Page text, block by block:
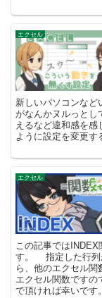
エクセル
新しいパソコンな
がなんかヌルっとし
えるなど違和感を感
ように設定を変更す
エクセル
この記事では
す。 指定した行列
ら、他のエクセル
エクセル関数です
で頂ければ幸いです。